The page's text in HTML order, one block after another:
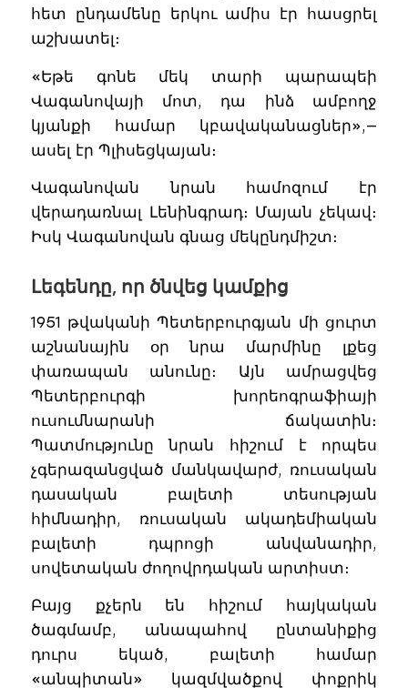
հետ ընդամենը երկու ամիս էր հասցրել
աշխատել։
«Եթե գոնե մեկ տարի պարապեի
Վագանովայի մոտ, դա ինձ ամբողջ
կյանքի համար կբավականացներ»,—
ասել էր Պլիսեցկայան։
Վագանովան նրան համոզում էր
վերադառնալ Լենինգրադ։ Մայան չեկավ։
Իսկ Վագանովան գնաց մեկընդմիշտ։
Լեգենդը, որ ծնվեց կամքից
1951 թվականի Պետերբուրգյան մի ցուրտ
աշնանային օր նրա մարմինը լքեց
փառապան անունը։ Այն ամրացվեց
Պետերբուրգի խորեոգրաֆիայի
ուսումնարանի ճակատին։
Պատմությունը նրան հիշում է որպես
չգերազանցված մանկավարժ, ռուսական
դասական բալետի տեսության
հիմնադիր, ռուսական ակադեմիական
բալետի դպրոցի անվանադիր,
սովետական ժողովրդական արտիստ։
Բայց քչերն են հիշում հայկական
ծագմամբ, անապահով ընտանիքից
դուրս եկած, բալետի համար
«անպիտան» կազմվածքով փոքրիկ